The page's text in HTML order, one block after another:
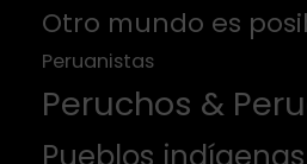
Otro mundo es
Peruanistas
Peruchos &